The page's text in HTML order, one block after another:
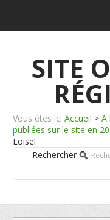
SITE
Vous êtes ici Accueil > A
publiées sur le site en
Loisel
Rechercher